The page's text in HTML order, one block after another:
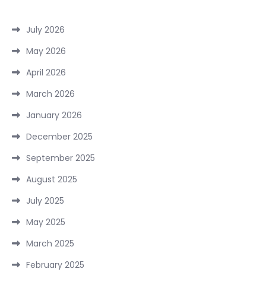
July 2026
May 2026
April 2026
March 2026
January 2026
December 2025
September 2025
August 2025
July 2025
May 2025
March 2025
February 2025